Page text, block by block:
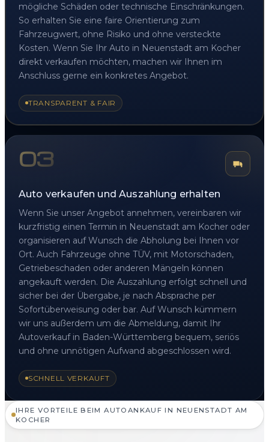
mögliche Schäden oder technische Einschränkungen.
So erhalten Sie eine faire Orientierung zum
Fahrzeugwert, ohne Risiko und ohne versteckte
Kosten. Wenn Sie Ihr Auto in Neuenstadt am Kocher
direkt verkaufen möchten, machen wir Ihnen im
Anschluss gerne ein konkretes Angebot.
TRANSPARENT & FAIR
03
Auto verkaufen und Auszahlung erhalten
Wenn Sie unser Angebot annehmen, vereinbaren wir
kurzfristig einen Termin in Neuenstadt am Kocher oder
organisieren auf Wunsch die Abholung bei Ihnen vor
Ort. Auch Fahrzeuge ohne TÜV, mit Motorschaden,
Getriebeschaden oder anderen Mängeln können
angekauft werden. Die Auszahlung erfolgt schnell und
sicher bei der Übergabe, je nach Absprache per
Sofortüberweisung oder bar. Auf Wunsch kümmern
wir uns außerdem um die Abmeldung, damit Ihr
Autoverkauf in Baden-Württemberg bequem, seriös
und ohne unnötigen Aufwand abgeschlossen wird.
SCHNELL VERKAUFT
IHRE VORTEILE BEIM AUTOANKAUF IN NEUENSTADT AM
KOCHER